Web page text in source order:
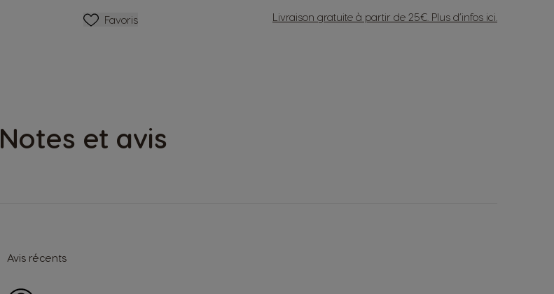
Livraison gratuite à partir de 25€. Plus d’infos ici
Ajouter Aux Favoris
Favoris
Notes et avis
Avis récents